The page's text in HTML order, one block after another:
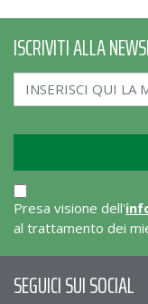
ISCRIVITI ALLA
Presa visione dell'
al trattamento dei
SEGUICI SUI SOCIAL